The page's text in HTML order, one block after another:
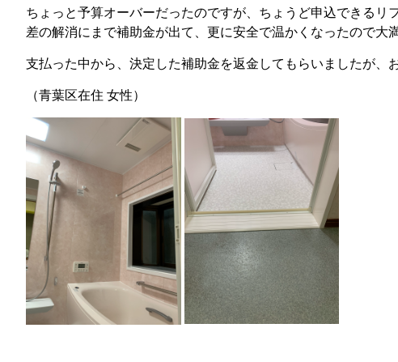
ちょっと予算オーバーだったのですが、ちょうど申込できる
差の解消にまで補助金が出て、更に安全で温かくなったので大
支払った中から、決定した補助金を返金してもらいましたが、
（青葉区在住 女性）